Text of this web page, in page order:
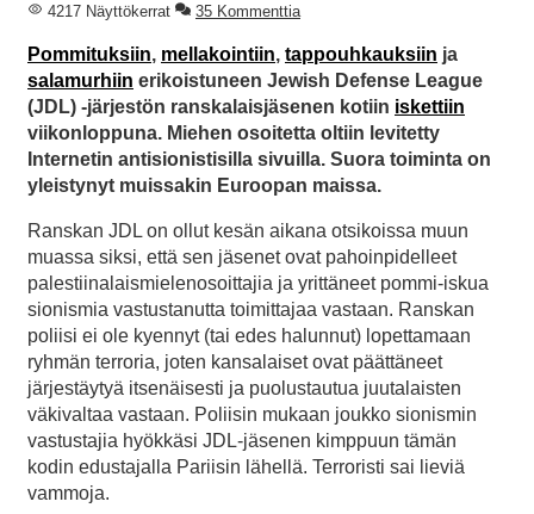
4217 Näyttökerrat
35 Kommenttia
Pommituksiin, mellakointiin, tappouhkauksiin ja
salamurhiin erikoistuneen Jewish Defense League
(JDL) -järjestön ranskalaisjäsenen kotiin iskettiin
viikonloppuna. Miehen osoitetta oltiin levitetty
Internetin antisionistisilla sivuilla. Suora toiminta on
yleistynyt muissakin Euroopan maissa.
Ranskan JDL on ollut kesän aikana otsikoissa muun
muassa siksi, että sen jäsenet ovat pahoinpidelleet
palestiinalaismielenosoittajia ja yrittäneet pommi-iskua
sionismia vastustanutta toimittajaa vastaan. Ranskan
poliisi ei ole kyennyt (tai edes halunnut) lopettamaan
ryhmän terroria, joten kansalaiset ovat päättäneet
järjestäytyä itsenäisesti ja puolustautua juutalaisten
väkivaltaa vastaan. Poliisin mukaan joukko sionismin
vastustajia hyökkäsi JDL-jäsenen kimppuun tämän
kodin edustajalla Pariisin lähellä. Terroristi sai lieviä
vammoja.